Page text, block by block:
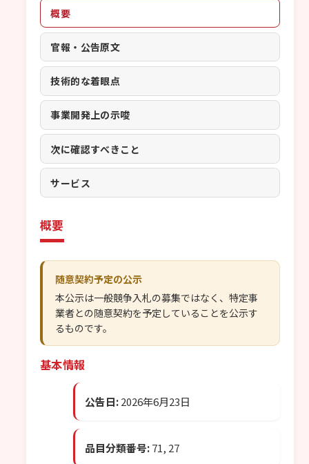
概要
官報・公告原文
技術的な着眼点
事業開発上の示唆
次に確認すべきこと
サービス
概要
随意契約予定の公示
本公示は一般競争入札の募集ではなく、特定事
業者との随意契約を予定していることを公示す
るものです。
基本情報
公告日:2026年6月23日
品目分類番号:71, 27